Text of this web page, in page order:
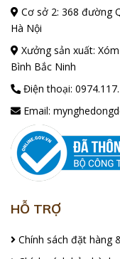
Cơ sở 2: 368 đường
Hà Nội
Xưởng sản xuất:
Bình Bắc Ninh
Điện thoại:
Email:
HỖ TRỢ
Chính sách đặt hàng